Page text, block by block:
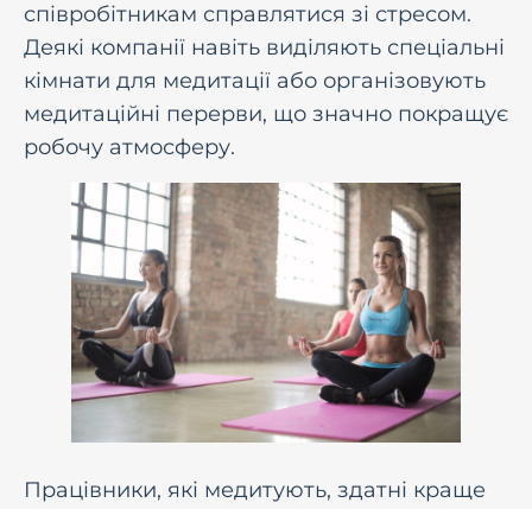
співробітникам справлятися зі стресом.
Деякі компанії навіть виділяють спеціальні
кімнати для медитації або організовують
медитаційні перерви, що значно покращує
робочу атмосферу.
Працівники, які медитують, здатні краще